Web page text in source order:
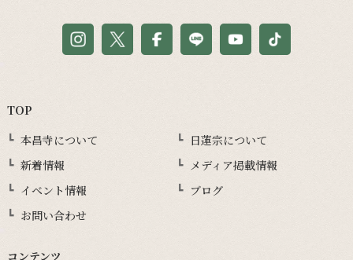
TOP
本昌寺について
日蓮宗について
新着情報
メディア掲載情報
イベント情報
ブログ
お問い合わせ
コンテンツ